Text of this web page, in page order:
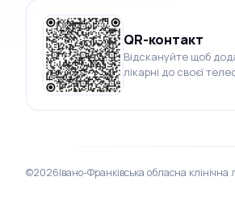
QR-контакт
Відскануйте щоб
лікарні до своєї
©2026Івано-Франківська обласна клінічна